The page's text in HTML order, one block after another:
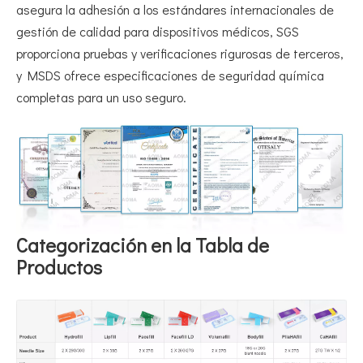
asegura la adhesión a los estándares internacionales de
gestión de calidad para dispositivos médicos, SGS
proporciona pruebas y verificaciones rigurosas de terceros,
y MSDS ofrece especificaciones de seguridad química
completas para un uso seguro.
Categorización en la Tabla de
Productos